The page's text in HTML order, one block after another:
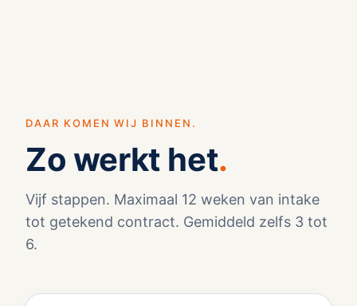
DAAR KOMEN WIJ BINNEN.
Zo werkt het.
Vijf stappen. Maximaal 12 weken van intake
tot getekend contract. Gemiddeld zelfs 3 tot
6.